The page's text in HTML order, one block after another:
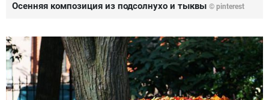
Осенняя композиция из подсолнухо и тыквы © pinterest